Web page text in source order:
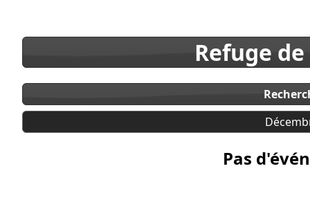
Refuge
Pas